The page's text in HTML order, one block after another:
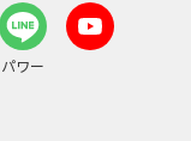
パワー